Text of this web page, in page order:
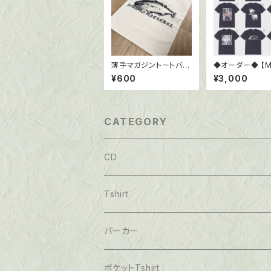
薄手マガジントートバッ
ク
¥600
◆オーダー◆ 【
】 Tシャツ6.0oz
ク
¥3,000
CATEGORY
CD
Tshirt
パーカー
ポケットTshirt